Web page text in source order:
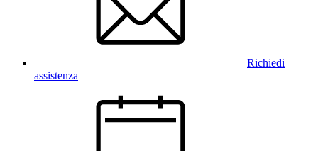
Richiedi
assistenza